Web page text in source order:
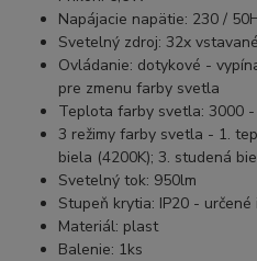
Napájacie napätie: 230 /
Svetelný zdroj: 32x
Ovládanie: dotykové -
pre zmenu farby svetla
Teplota farby svetla: 3000 -
3 režimy farby svetla - 1.
biela (4200K); 3. studená
Svetelný tok: 950lm
Stupeň krytia: IP20 -
Materiál: plast
Balenie: 1ks